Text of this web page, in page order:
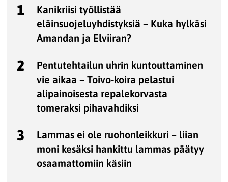
1
Kanikriisi työllistää
eläinsuojeluyhdistyksiä – Kuka hylkäsi
Amandan ja Elviiran?
2
Pentutehtailun uhrin kuntouttaminen
vie aikaa – Toivo-koira pelastui
alipainoisesta repalekorvasta
tomeraksi pihavahdiksi
3
Lammas ei ole ruohonleikkuri – liian
moni kesäksi hankittu lammas päätyy
osaamattomiin käsiin